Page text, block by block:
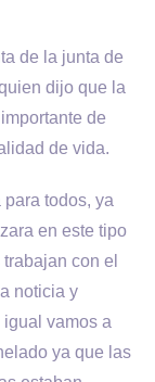
de la junta de
dijo que la
de
de vida.
todos, ya
en este tipo
con el
noticia y
vamos a
ya que las